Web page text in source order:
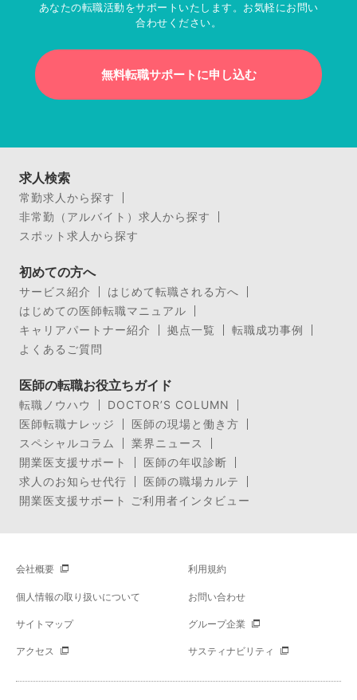
あなたの転職活動をサポートいたします。お気軽にお問い
合わせください。
無料転職サポートに申し込む
求人検索
常勤求人から探す
非常勤（アルバイト）求人から探す
スポット求人から探す
初めての方へ
サービス紹介
はじめて転職される方へ
はじめての医師転職マニュアル
キャリアパートナー紹介
拠点一覧
転職成功事例
よくあるご質問
医師の転職お役立ちガイド
転職ノウハウ
DOCTOR’S COLUMN
医師転職ナレッジ
医師の現場と働き方
スペシャルコラム
業界ニュース
開業医支援サポート
医師の年収診断
求人のお知らせ代行
医師の職場カルテ
開業医支援サポート ご利用者インタビュー
会社概要 利用規約
個人情報の取り扱いについて お問い合わせ
サイトマップ グループ企業
アクセス サスティナビリティ